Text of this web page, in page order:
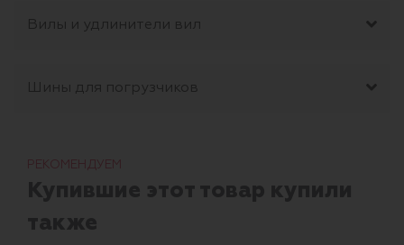
Вилы и удлинители вил
Шины для погрузчиков
РЕКОМЕНДУЕМ